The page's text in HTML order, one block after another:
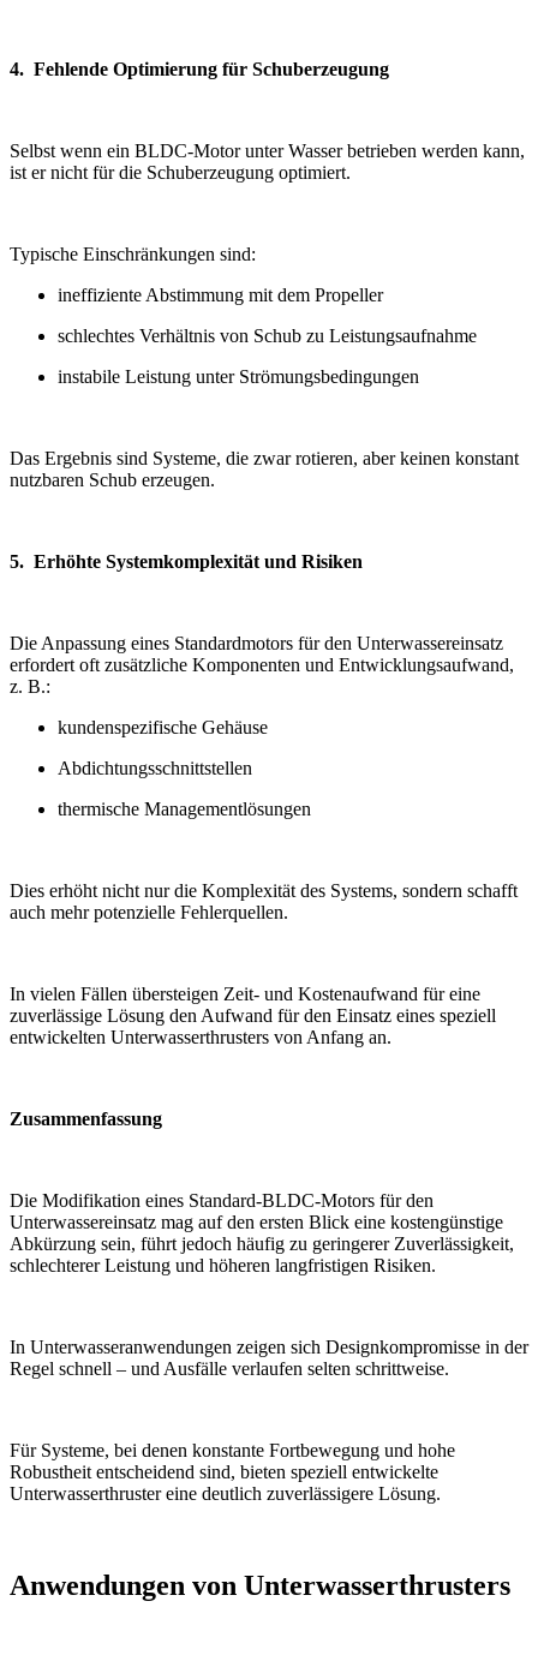
4. Fehlende Optimierung für Schuberzeugung
Selbst wenn ein BLDC-Motor unter Wasser betrieben werden kann,
ist er nicht für die Schuberzeugung optimiert.
Typische Einschränkungen sind:
ineffiziente Abstimmung mit dem Propeller
schlechtes Verhältnis von Schub zu Leistungsaufnahme
instabile Leistung unter Strömungsbedingungen
Das Ergebnis sind Systeme, die zwar rotieren, aber keinen konstant
nutzbaren Schub erzeugen.
5. Erhöhte Systemkomplexität und Risiken
Die Anpassung eines Standardmotors für den Unterwassereinsatz
erfordert oft zusätzliche Komponenten und Entwicklungsaufwand,
z. B.:
kundenspezifische Gehäuse
Abdichtungsschnittstellen
thermische Managementlösungen
Dies erhöht nicht nur die Komplexität des Systems, sondern schafft
auch mehr potenzielle Fehlerquellen.
In vielen Fällen übersteigen Zeit- und Kostenaufwand für eine
zuverlässige Lösung den Aufwand für den Einsatz eines speziell
entwickelten Unterwasserthrusters von Anfang an.
Zusammenfassung
Die Modifikation eines Standard-BLDC-Motors für den
Unterwassereinsatz mag auf den ersten Blick eine kostengünstige
Abkürzung sein, führt jedoch häufig zu geringerer Zuverlässigkeit,
schlechterer Leistung und höheren langfristigen Risiken.
In Unterwasseranwendungen zeigen sich Designkompromisse in der
Regel schnell – und Ausfälle verlaufen selten schrittweise.
Für Systeme, bei denen konstante Fortbewegung und hohe
Robustheit entscheidend sind, bieten speziell entwickelte
Unterwasserthruster eine deutlich zuverlässigere Lösung.
Anwendungen von Unterwasserthrusters